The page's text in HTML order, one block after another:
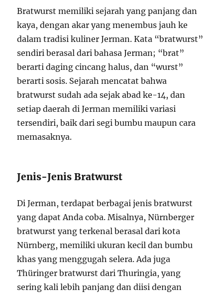
Bratwurst memiliki sejarah yang panjang dan
kaya, dengan akar yang menembus jauh ke
dalam tradisi kuliner Jerman. Kata “bratwurst”
sendiri berasal dari bahasa Jerman; “brat”
berarti daging cincang halus, dan “wurst”
berarti sosis. Sejarah mencatat bahwa
bratwurst sudah ada sejak abad ke-14, dan
setiap daerah di Jerman memiliki variasi
tersendiri, baik dari segi bumbu maupun cara
memasaknya.
Jenis-Jenis Bratwurst
Di Jerman, terdapat berbagai jenis bratwurst
yang dapat Anda coba. Misalnya, Nürnberger
bratwurst yang terkenal berasal dari kota
Nürnberg, memiliki ukuran kecil dan bumbu
khas yang menggugah selera. Ada juga
Thüringer bratwurst dari Thuringia, yang
sering kali lebih panjang dan diisi dengan